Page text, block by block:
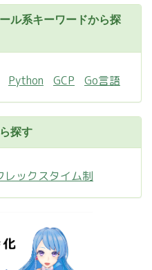
ル系キーワードから探
Python GCP Go言語
探す
レックスタイム制